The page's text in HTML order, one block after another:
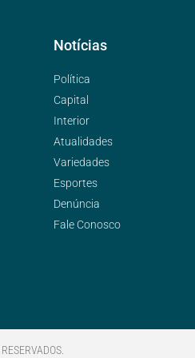
Notícias
Política
Capital
Interior
Atualidades
Variedades
Esportes
Denúncia
Fale Conosco